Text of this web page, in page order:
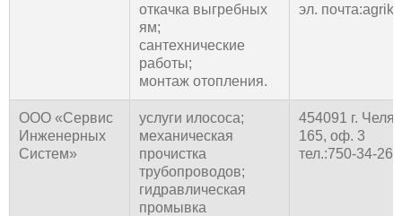
откачка выгребных
ям;
сантехнические
работы;
монтаж отопления.
эл.
ООО «Сервис
Инженерных
Систем»
услуги илососа;
механическая
прочистка
трубопроводов;
гидравлическая
промывка
454091 г.
165, оф. 3
тел.:750-34-26